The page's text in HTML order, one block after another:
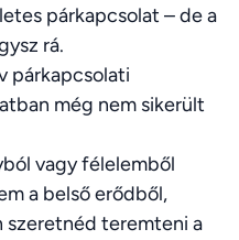
párkapcsolat – de a
rá.
párkapcsolati
még nem sikerült
vagy félelemből
a belső erődből,
szeretnéd teremteni a